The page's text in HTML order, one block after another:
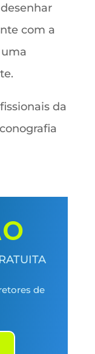
com a
da
de